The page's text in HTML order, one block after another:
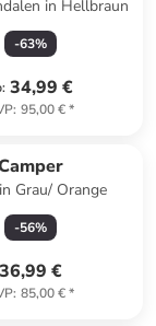
Leder-Sandalen in Hellbraun
-63%
: 34,99 €
: 95,00 €*
Grau/ Orange
-56%
36,99 €
: 85,00 €*